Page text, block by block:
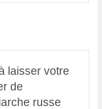
laisser votre
de
russe